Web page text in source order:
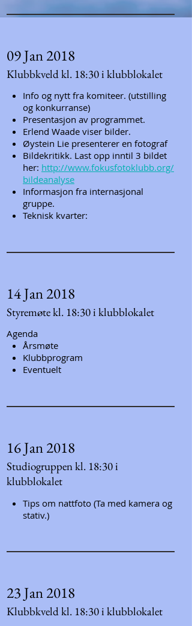
09 Jan 2018
Klubbkveld kl. 18:30 i klubblokalet
Info og nytt fra komiteer. (utstilling
og konkurranse)
Presentasjon av programmet.
Erlend Waade viser bilder.
Øystein Lie presenterer en fotograf
Bildekritikk. Last opp inntil 3 bildet
her: http://www.fokusfotoklubb.org/
bildeanalyse
Informasjon fra internasjonal
gruppe.
Teknisk kvarter:
14 Jan 2018
Styremøte kl. 18:30 i klubblokalet
Agenda
Årsmøte
Klubbprogram
Eventuelt
16 Jan 2018
Studiogruppen kl. 18:30 i
klubblokalet
Tips om nattfoto (Ta med kamera og
stativ.)
23 Jan 2018
Klubbkveld kl. 18:30 i klubblokalet